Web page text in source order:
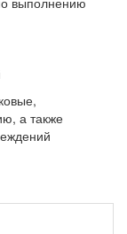
а также